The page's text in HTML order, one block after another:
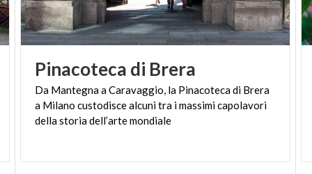
Pinacoteca di Brera
Da Mantegna a Caravaggio, la Pinacoteca di Brera
a Milano custodisce alcuni tra i massimi capolavori
della storia dell’arte mondiale